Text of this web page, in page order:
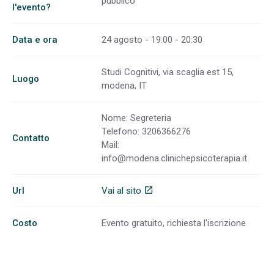
l'evento?
Data e ora 24 agosto - 19:00 - 20:30
Luogo
Studi Cognitivi, via scaglia est 15,
modena, IT
Contatto
Nome: Segreteria
Telefono: 3206366276
Mail:
info@modena.clinichepsicoterapia.it
Url Vai al sito open_in_new
Costo Evento gratuito, richiesta l'iscrizione